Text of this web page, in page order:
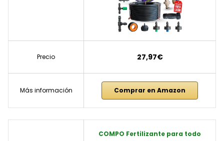
Precio 27,97€
Más información Comprar en Amazon
COMPO Fertilizante para todo